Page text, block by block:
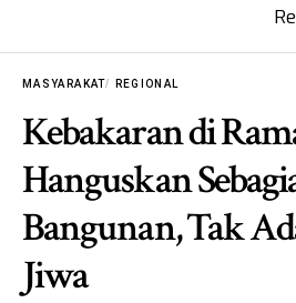
MASYARAKAT REGIONAL
Kebakaran di
Hanguskan
Bangunan, Tak
Jiwa